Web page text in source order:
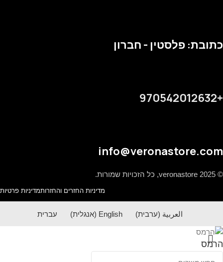
כתובת: פלסטין - חברון
+970542012632
info@veronastore.com
© 2025 veronastore, כל הזכויות שמורות.
מדיניות החזרים והחזרותמדיניות פרטיות
العربية (ערבית)
English
(אנגלית) עברית
הרמס